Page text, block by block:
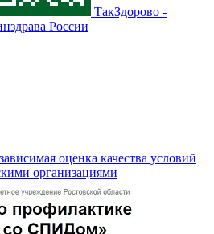
ТакЗдорово -
России
оценка качества условий
организациями